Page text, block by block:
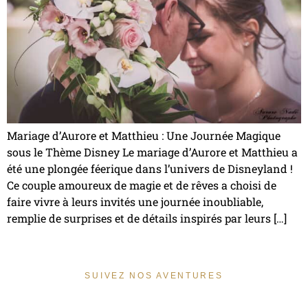
Mariage d’Aurore et Matthieu : Une Journée Magique
sous le Thème Disney Le mariage d’Aurore et Matthieu a
été une plongée féerique dans l’univers de Disneyland !
Ce couple amoureux de magie et de rêves a choisi de
faire vivre à leurs invités une journée inoubliable,
remplie de surprises et de détails inspirés par leurs […]
SUIVEZ NOS AVENTURES